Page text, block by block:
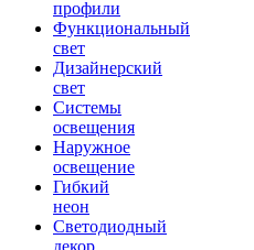
профили
Функциональный
свет
Дизайнерский
свет
Системы
освещения
Наружное
освещение
Гибкий
неон
Светодиодный
декор